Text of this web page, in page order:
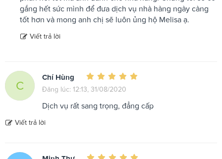
gắng hết sức mình để đưa dịch vụ nhà hàng ngày càng
tốt hơn và mong anh chị sẽ luôn ủng hộ Melisa ạ.
Viết trả lời
C
Chí Hùng
Đăng lúc: 12:13, 31/08/2020
Dịch vụ rất sang trọng, đẳng cấp
Viết trả lời